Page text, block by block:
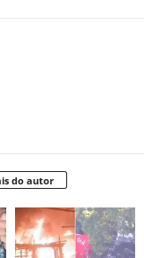
do autor